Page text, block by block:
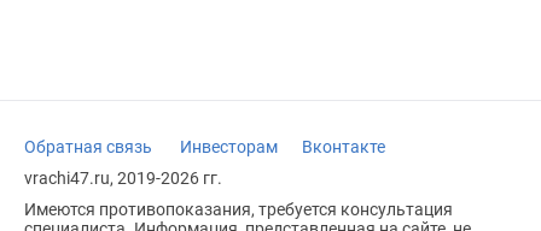
Обратная связь Инвесторам
Вконтакте
vrachi47.ru, 2019-2026 гг.
Имеются противопоказания, требуется консультация